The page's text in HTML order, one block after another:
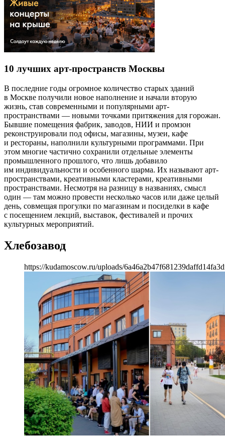
10 лучших арт-пространств Москвы
В последние годы огромное количество старых зданий
в Москве получили новое наполнение и начали вторую
жизнь, став современными и популярными арт-
пространствами — новыми точками притяжения для горожан.
Бывшие помещения фабрик, заводов, НИИ и промзон
реконструировали под офисы, магазины, музеи, кафе
и рестораны, наполнили культурными программами. При
этом многие частично сохранили отдельные элементы
промышленного прошлого, что лишь добавило
им индивидуальности и особенного шарма. Их называют арт-
пространствами, креативными кластерами, креативными
пространствами. Несмотря на разницу в названиях, смысл
один — там можно провести несколько часов или даже целый
день, совмещая прогулки по магазинам и посиделки в кафе
с посещением лекций, выставок, фестивалей и прочих
культурных мероприятий.
Хлебозавод
https://kudamoscow.ru/uploads/